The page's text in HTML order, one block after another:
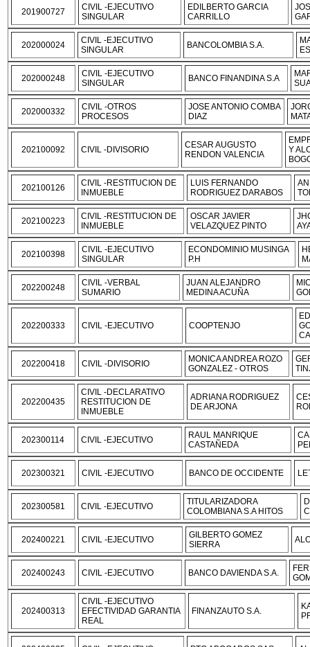
201900727
CIVIL -EJECUTIVO
SINGULAR
EDILBERTO GARCIA
CARRILLO
202000024
CIVIL -EJECUTIVO
SINGULAR
BANCOLOMBIA S.A.
202000248
CIVIL -EJECUTIVO
SINGULAR
BANCO FINANDINA S.A
202000332
CIVIL -OTROS
PROCESOS
JOSE ANTONIO COMBA
DIAZ
202100092 CIVIL -DIVISORIO
CESAR AUGUSTO
RENDON VALENCIA
Y
202100126
CIVIL -RESTITUCION DE
INMUEBLE
LUIS FERNANDO
RODRIGUEZ DARABOS
202100223
CIVIL -RESTITUCION DE
INMUEBLE
OSCAR JAVIER
VELAZQUEZ PINTO
202100398
CIVIL -EJECUTIVO
SINGULAR
ECONDOMINIO MUSINGA
P.H
202200248
CIVIL -VERBAL
SUMARIO
JUAN ALEJANDRO
MEDINA ACUÑA
202200333 CIVIL -EJECUTIVO COOPTENJO
202200418 CIVIL -DIVISORIO
MONICA ANDREA ROZO
GONZALEZ - OTROS
202200435
CIVIL -DECLARATIVO
RESTITUCION DE
INMUEBLE
ADRIANA RODRIGUEZ
DE ARJONA
202300114 CIVIL -EJECUTIVO
RAUL MANRIQUE
CASTAÑEDA
202300321 CIVIL -EJECUTIVO BANCO DE OCCIDENTE
202300581 CIVIL -EJECUTIVO
TITULARIZADORA
COLOMBIANA S.A HITOS
202400221 CIVIL -EJECUTIVO
GILBERTO GOMEZ
SIERRA
202400243 CIVIL -EJECUTIVO BANCO DAVIENDA S.A.
202400313
CIVIL -EJECUTIVO
EFECTIVIDAD GARANTIA
REAL
FINANZAUTO S.A.